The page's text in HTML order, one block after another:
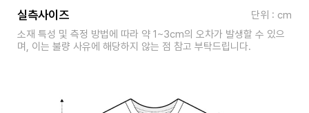
실측사이즈
단위 : cm
소재 특성 및 측정 방법에 따라 약 1~3cm의 오차가 발생할 수 있으
며, 이는 불량 사유에 해당하지 않는 점 참고 부탁드립니다.